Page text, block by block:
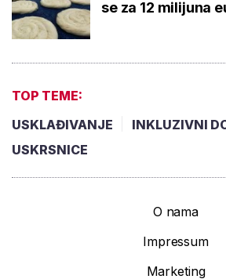
se za 12 milijuna
TOP TEME:
USKLAĐIVANJE
INKLUZIVNI
USKRSNICE
O nama
Impressum
Marketing